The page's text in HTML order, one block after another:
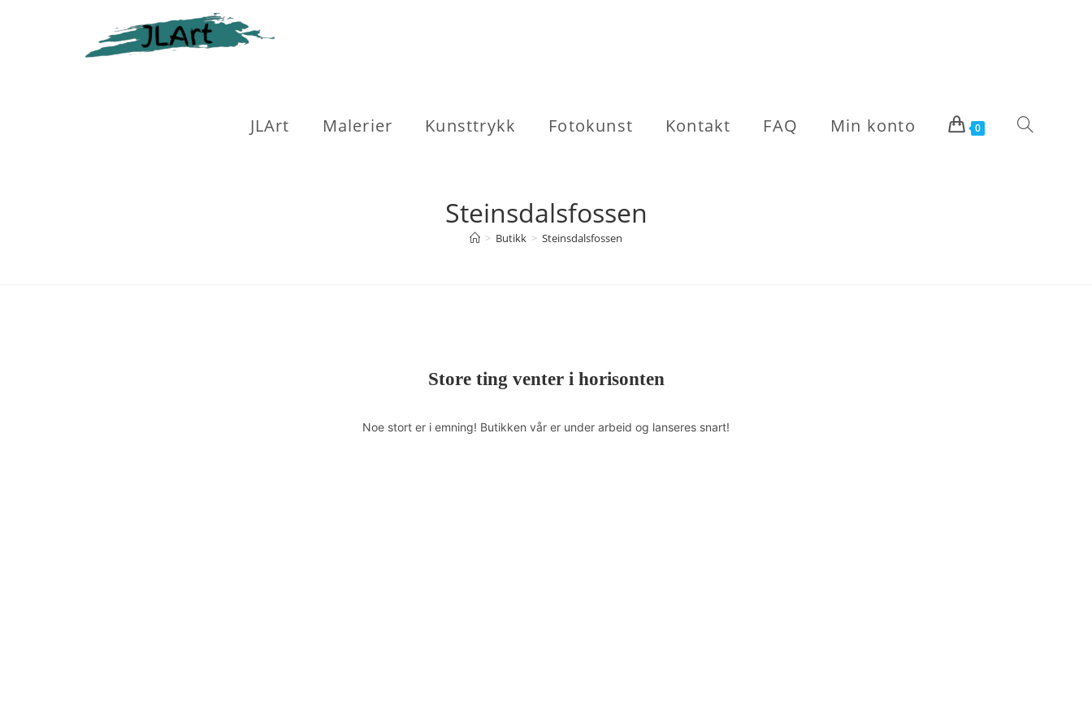
JLArt Malerier Kunsttrykk Fotokunst Kontakt FAQ Min konto 0 Toggle
Steinsdalsfossen
> Butikk > Steinsdalsfossen
Store ting venter i horisonten
Noe stort er i emning! Butikken vår er under arbeid og lanseres snart!